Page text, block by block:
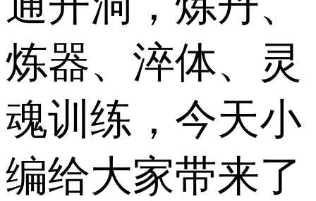
炼器、淬体、灵
魂训练，今天小
编给大家带来了